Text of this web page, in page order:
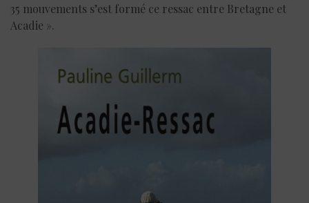
35 mouvements s’est formé ce ressac entre Bretagne et
Acadie ».